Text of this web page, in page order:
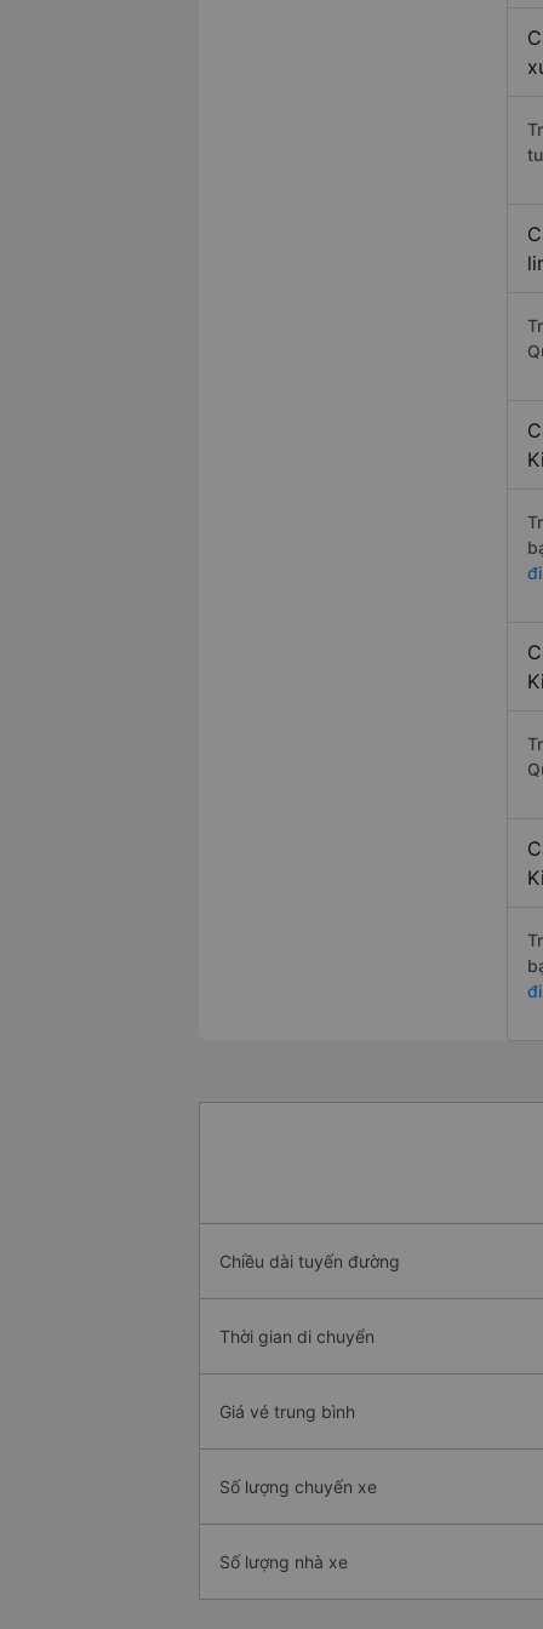
Chiều dài tuyến đường
Thời gian di chuyển
Giá vé trung bình
Số lượng chuyến xe
Số lượng nhà xe